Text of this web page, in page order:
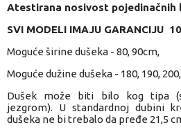
Atestirana nosivost pojedinačnih
SVI MODELI IMAJU GARANCIJU
Moguće širine dušeka - 80, 90cm,
Moguće dužine dušeka - 180, 190,
Dušek može biti bilo kog tipa
jezgrom). U standardnoj dubini
dušeka ne bi trebalo da pređe 21,5